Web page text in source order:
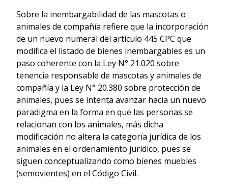
Sobre la inembargabilidad de las mascotas o
animales de compañía refiere que la incorporación
de un nuevo numeral del artículo 445 CPC que
modifica el listado de bienes inembargables es un
paso coherente con la Ley N° 21.020 sobre
tenencia responsable de mascotas y animales de
compañía y la Ley N° 20.380 sobre protección de
animales, pues se intenta avanzar hacia un nuevo
paradigma en la forma en que las personas se
relacionan con los animales, más dicha
modificación no altera la categoría jurídica de los
animales en el ordenamiento jurídico, pues se
siguen conceptualizando como bienes muebles
(semovientes) en el Código Civil.